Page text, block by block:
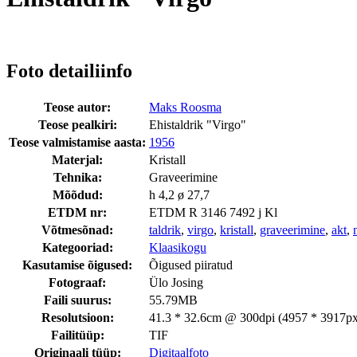
Foto detailiinfo
Teose autor:
Maks Roosma
Teose pealkiri:
Ehistaldrik "Virgo"
Teose valmistamise aasta: 1956
Materjal:
Kristall
Tehnika:
Graveerimine
Mõõdud:
h 4,2 ø 27,7
ETDM nr:
ETDM R 3146 7492 j Kl
Võtmesõnad:
taldrik, virgo, kristall, graveerimine, akt,
Kategooriad:
Klaasikogu
Kasutamise õigused:
Õigused piiratud
Fotograaf:
Ülo Josing
Faili suurus:
55.79MB
Resolutsioon:
41.3 * 32.6cm @ 300dpi (4957 *
Failitüüp:
TIF
Originaali tüüp:
Digitaalfoto